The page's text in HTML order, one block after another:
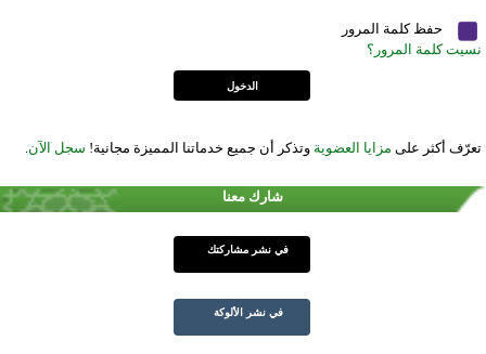
حفظ كلمة المرور
نسيت كلمة المرور؟
تعرّف أكثر على مزايا العضوية وتذكر أن جميع خدماتنا المميزة مجانية! سجل الآن.
شارك معنا
في نشر مشاركتك
في نشر الألوكة